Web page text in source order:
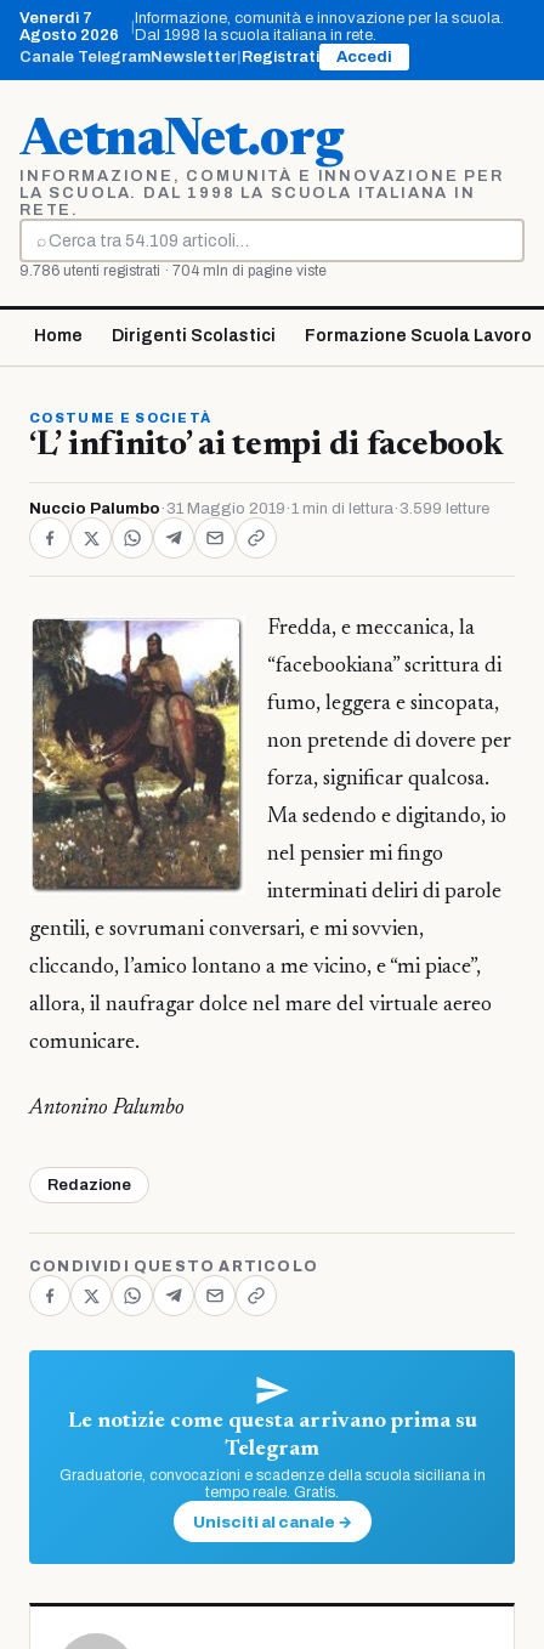
Vai
contenuto
Venerdì 7
Agosto 2026
Informazione, comunità e innovazione per la scuola.
Dal 1998 la scuola italiana in rete.
Canale TelegramNewsletter Registrati Accedi
AetnaNet.org
INFORMAZIONE, COMUNITÀ E INNOVAZIONE PER
LA SCUOLA. DAL 1998 LA SCUOLA ITALIANA IN
RETE.
⌕
Cerca
9.786 utenti registrati · 704 mln di pagine viste
Home Dirigenti Scolastici Formazione Scuola Lavoro
COSTUME E SOCIETÀ
‘L’ infinito’ ai tempi di facebook
Nuccio Palumbo · 31 Maggio 2019 ·1 min di lettura· 3.599 letture
Fredda, e meccanica, la
“facebookiana” scrittura di
fumo, leggera e sincopata,
non pretende di dovere per
forza, significar qualcosa.
Ma sedendo e digitando, io
nel pensier mi fingo
interminati deliri di parole
gentili, e sovrumani conversari, e mi sovvien,
cliccando, l’amico lontano a me vicino, e “mi piace”,
allora, il naufragar dolce nel mare del virtuale aereo
comunicare.
Antonino Palumbo
Redazione
CONDIVIDI QUESTO ARTICOLO
Le notizie come questa arrivano prima su
Telegram
Graduatorie, convocazioni e scadenze della scuola siciliana in
tempo reale. Gratis.
Unisciti al canale →